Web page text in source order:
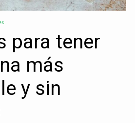
para tener
más
y sin